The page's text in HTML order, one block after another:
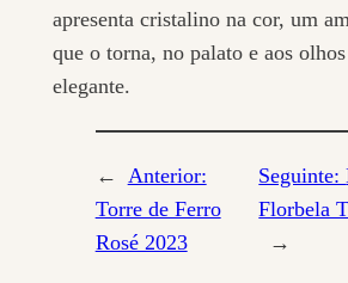
apresenta cristalino na cor, um
que o torna, no palato e aos
elegante.
← Anterior:
Torre de Ferro
Rosé 2023
Seguinte:
Florbela
→